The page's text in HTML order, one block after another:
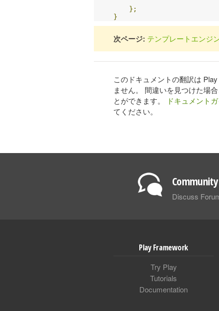
};
}
次ページ: テンプレートエンジ
このドキュメントの翻訳は
ません。 間違いを見つけた場
とができます。
ドキュメント
てください。
Discuss
Play Framework
Try Play
Tutorials
Documentation